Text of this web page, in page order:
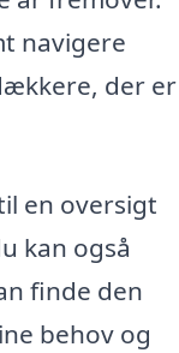
navigere
der er
en oversigt
kan også
finde den
behov og